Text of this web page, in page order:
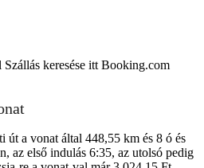
Szállás keresése itt Booking.com
a vonat által 448,55 km és 8 ó és
az első indulás 6:35, az utolsó pedig